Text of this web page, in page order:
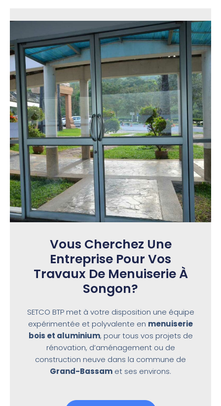
Vous Cherchez Une
Entreprise Pour Vos
Travaux De Menuiserie À
Songon?
SETCO BTP met à votre disposition une équipe
expérimentée et polyvalente en menuiserie
bois et aluminium, pour tous vos projets de
rénovation, d’aménagement ou de
construction neuve dans la commune de
Grand-Bassam et ses environs.